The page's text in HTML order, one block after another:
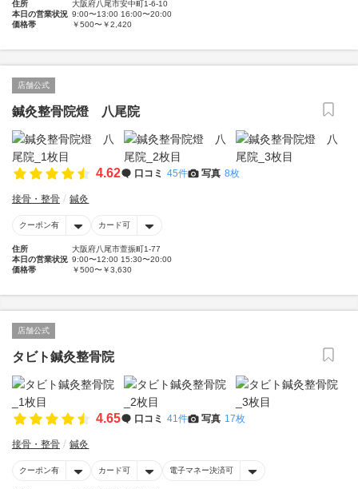
住所
大阪府八尾市安中町1-6-10
本日の営業状況 9:00〜13:00 16:00〜20:00
価格帯
￥500〜￥2,420
店舗公式
鍼灸整骨院燈 八尾院
4.62 口コミ 45件 写真 8枚
接骨・整骨 鍼灸
クーポン有 カード可
住所
大阪府八尾市萱振町1-77
本日の営業状況 9:00〜12:00 15:30〜20:00
価格帯
￥500〜￥3,630
店舗公式
タビト鍼灸整骨院
4.65 口コミ 41件 写真 17枚
接骨・整骨 鍼灸
クーポン有 カード可 電子マネー決済可